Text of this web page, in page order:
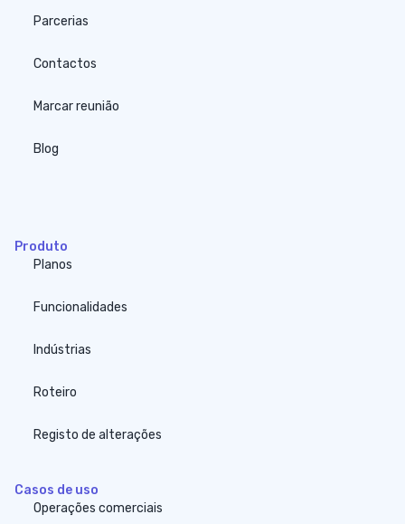
Parcerias
Contactos
Marcar reunião
Blog
Produto
Planos
Funcionalidades
Indústrias
Roteiro
Registo de alterações
Casos de uso
Operações comerciais